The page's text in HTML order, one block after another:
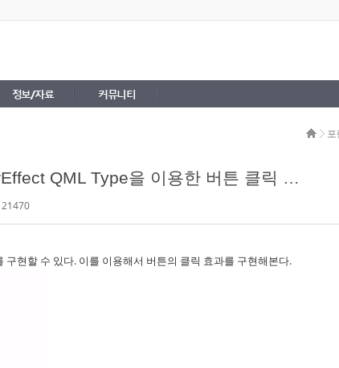
정보/자료 커뮤니티
포
QML Type을 이용한 버튼 클릭 효과
21470
현할 수 있다. 이를 이용해서 버튼의 클릭 효과를 구현해본다.